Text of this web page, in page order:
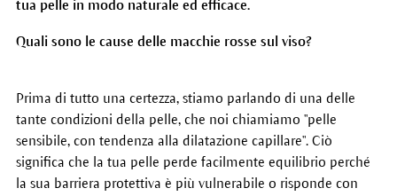
tua pelle in modo naturale ed efficace.
Quali sono le cause delle macchie rosse sul viso?
Prima di tutto una certezza, stiamo parlando di una delle
tante condizioni della pelle, che noi chiamiamo "pelle
sensibile, con tendenza alla dilatazione capillare". Ciò
significa che la tua pelle perde facilmente equilibrio perché
la sua barriera protettiva è più vulnerabile o risponde con